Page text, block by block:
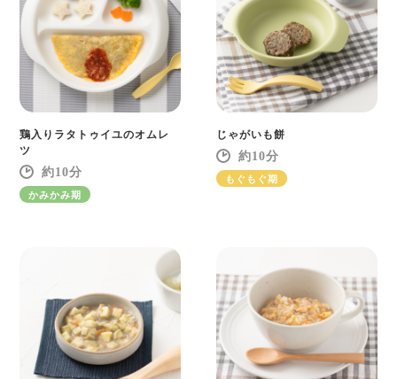
鶏入りラタトゥイユのオムレ
ツ
10
かみかみ期
じゃがいも餅
10
もぐもぐ期